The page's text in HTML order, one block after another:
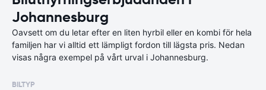
Johannesburg
Oavsett om du letar efter en liten hyrbil eller en kombi för hela
familjen har vi alltid ett lämpligt fordon till lägsta pris. Nedan
visas några exempel på vårt urval i Johannesburg.
BILTYP